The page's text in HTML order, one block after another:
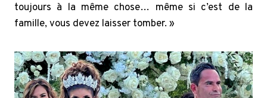
toujours à la même chose… même si c’est de la
famille, vous devez laisser tomber. »